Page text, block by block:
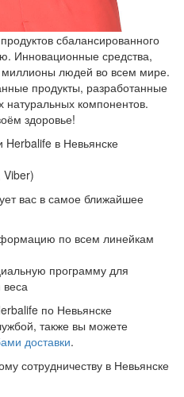
сбалансированного
Инновационные средства,
миллионы людей во всем мире.
продукты, разработанные
натуральных компонентов.
здоровье!
Herbalife в Невьянске
Viber)
вас в самое ближайшее
по всем линейкам
программу для
по Невьянске
также вы можете
доставки.
сотрудничеству в Невьянске